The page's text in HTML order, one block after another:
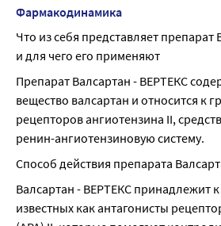
аптеки.
Препарат Валсартан – ВЕРТЕКС
женщинам во время беременности и
вскармливания.
Если у Вас наступила беременность
препарата Валсартан – ВЕРТЕКС,
препарата и обратитесь к врачу.
Фармакодинамика
Что из себя представляет
и для чего его применяют
Препарат Валсартан - ВЕРТЕКС
вещество валсартан и относится к
рецепторов ангиотензина II,
ренин-ангиотензиновую систему.
Способ действия препарата
Валсартан - ВЕРТЕКС принадлежит к
известных как антагонисты